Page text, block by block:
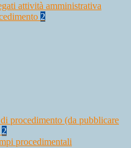
attività amministrativa
2
procedimento (da pubblicare
2
procedimentali